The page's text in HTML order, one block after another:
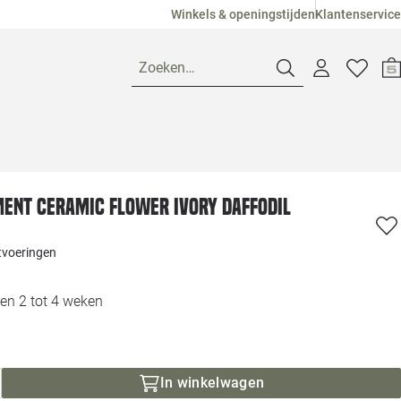
Winkels & openingstijdenKlantenservice
Zoeken…
Pagina suggesties
Loods 5
Ceramic Flower Ivory Daffodil
2 tot 4 weken
In winkelwagen